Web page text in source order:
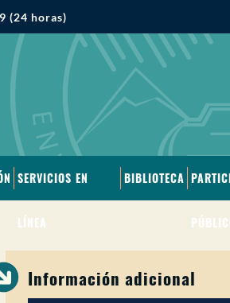
(24 horas)
SERVICIOS EN
LÍNEA
BIBLIOTECA
Información adicional